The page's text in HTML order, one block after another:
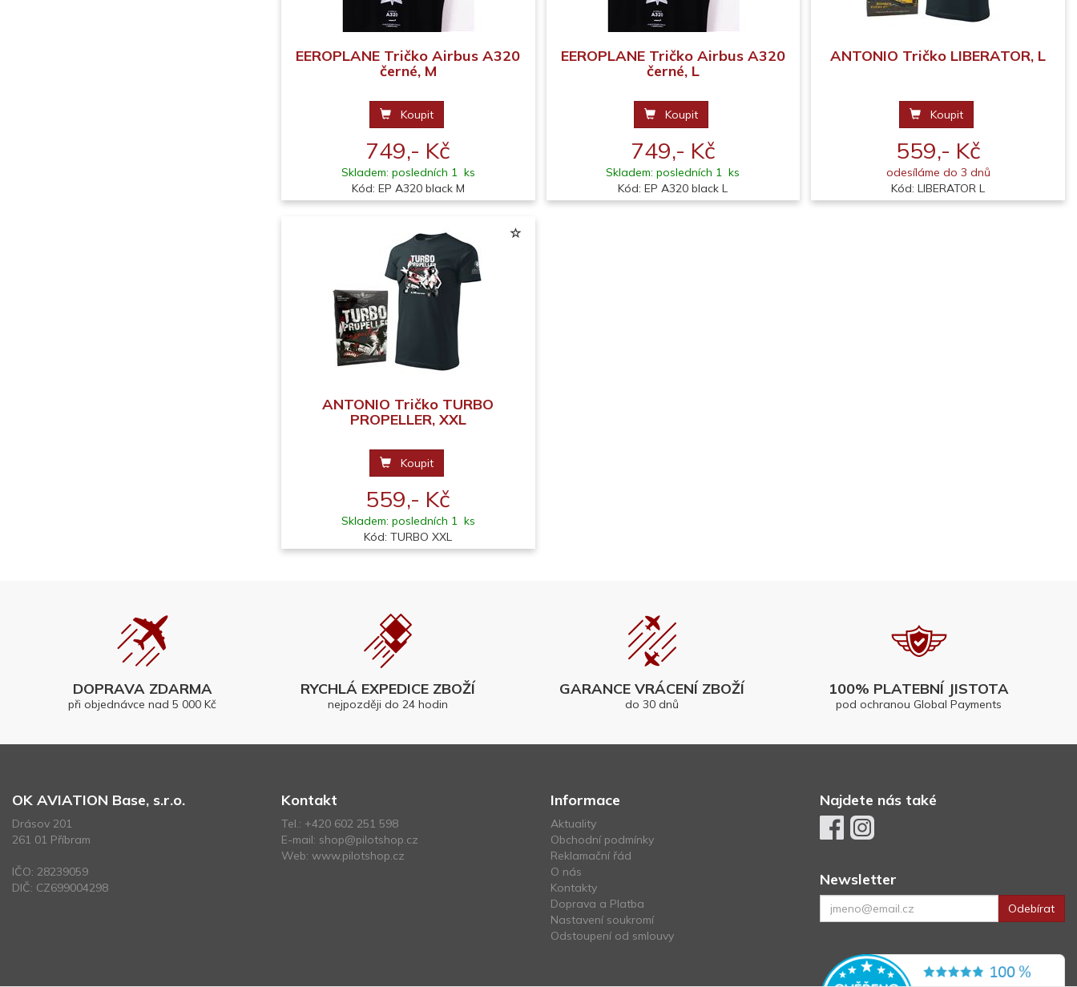
EEROPLANE Tričko Airbus A320
černé, M
Koupit
749,- Kč
Skladem: posledních 1 ks
Kód: EP A320 black M
EEROPLANE Tričko Airbus A320
černé, L
Koupit
749,- Kč
Skladem: posledních 1 ks
Kód: EP A320 black L
ANTONIO Tričko LIBERATOR, L
Koupit
559,- Kč
odesíláme do 3 dnů
Kód: LIBERATOR L
ANTONIO Tričko TURBO
PROPELLER, XXL
Koupit
559,- Kč
Skladem: posledních 1 ks
Kód: TURBO XXL
DOPRAVA ZDARMA
při objednávce nad 5 000 Kč
RYCHLÁ EXPEDICE ZBOŽÍ
nejpozději do 24 hodin
GARANCE VRÁCENÍ ZBOŽÍ
do 30 dnů
100% PLATEBNÍ JISTOTA
pod ochranou Global Payments
OK AVIATION Base, s.r.o.
Drásov 201
261 01 Příbram
IČO: 28239059
DIČ: CZ699004298
Kontakt
Tel.: +420 602 251 598
E-mail: shop@pilotshop.cz
Web: www.pilotshop.cz
Informace
Aktuality
Obchodní podmínky
Reklamační řád
O nás
Kontakty
Doprava a Platba
Nastavení soukromí
Odstoupení od smlouvy
Najdete nás také
Newsletter
Odebírat